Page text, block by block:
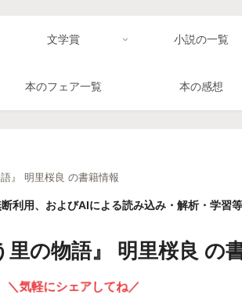
文学賞 小説の一覧
本のフェア一覧 本の感想
』 明里桜良 の書籍情報
利用、およびAIによる読み込み・解析・学習等
の物語』 明里桜良 の
＼気軽にシェアしてね／